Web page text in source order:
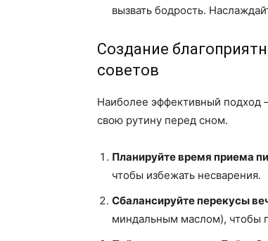
вызвать бодрость.
Создание
советов
Наиболее эффективный подход
свою рутину перед сном.
Планируйте время приема
чтобы избежать несварения.
Сбалансируйте перекусы
миндальным маслом), чтобы